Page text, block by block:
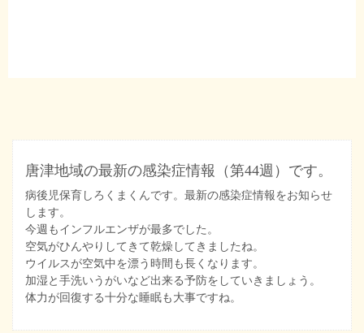
唐津地域の最新の感染症情報（第44週）です。
病後児保育しろくまくんです。最新の感染症情報をお知らせ
します。
今週もインフルエンザが最多でした。
空気がひんやりしてきて乾燥してきましたね。
ウイルスが空気中を漂う時間も長くなります。
加湿と手洗いうがいなど出来る予防をしていきましょう。
体力が回復する十分な睡眠も大事ですね。